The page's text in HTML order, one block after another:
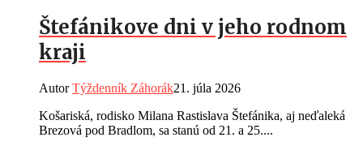
Štefánikove dni v jeho rodnom
kraji
AutorTýždenník Záhorák21. júla 2026
Košariská, rodisko Milana Rastislava Štefánika, aj neďaleká
Brezová pod Bradlom, sa stanú od 21. a 25....